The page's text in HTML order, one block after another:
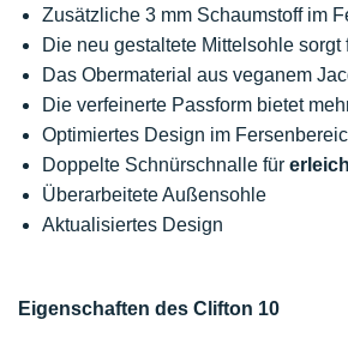
Zusätzliche 3 mm Schaumstoff im
Die neu gestaltete Mittelsohle sorgt
Das Obermaterial aus veganem
Die verfeinerte Passform bietet
Optimiertes Design im
Doppelte Schnürschnalle für
Überarbeitete Außensohle
Aktualisiertes Design
Eigenschaften des Clifton 10